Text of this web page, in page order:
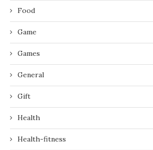
Food
Game
Games
General
Gift
Health
Health-fitness